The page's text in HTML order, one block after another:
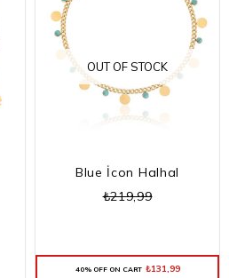
OUT OF STOCK
Blue İcon Halhal
₺219,99
40% OFF ON CART ₺131,99